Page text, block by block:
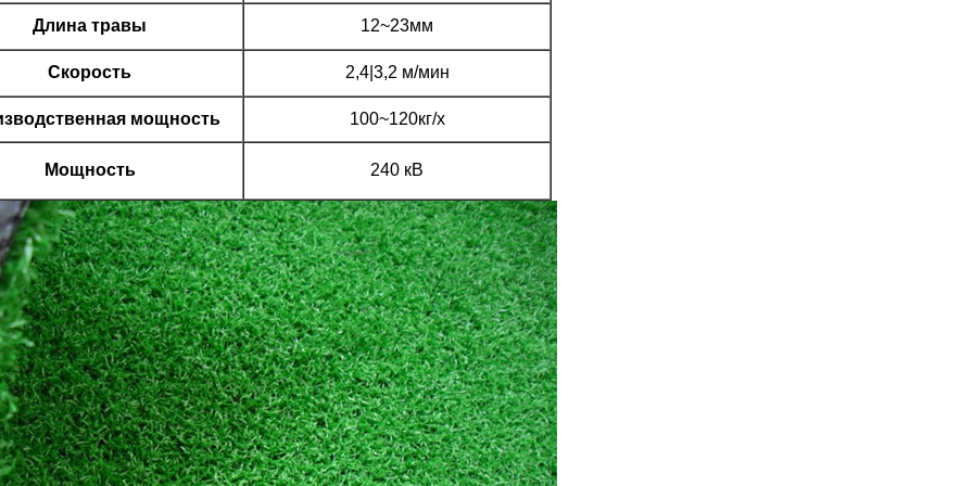
Длина травы 12~23мм
Скорость 2,4|3,2 м/мин
мощность 100~120кг/х
Мощность 240 кВ